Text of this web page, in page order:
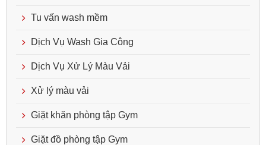
Tu vấn wash mềm
Dịch Vụ Wash Gia Công
Dịch Vụ Xử Lý Màu Vải
Xử lý màu vải
Giặt khăn phòng tập Gym
Giặt đồ phòng tập Gym